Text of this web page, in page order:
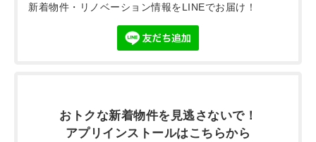
新着物件・リノベーション情報をLINEでお届け！
おトクな新着物件を 見逃さないで！
アプリインストールはこちらから